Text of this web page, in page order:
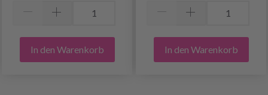
In den Warenkorb In den Warenkorb